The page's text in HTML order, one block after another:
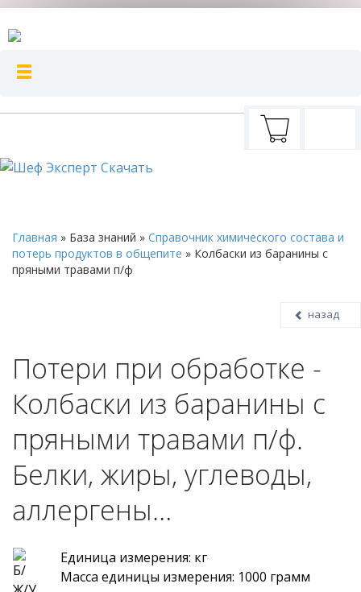
Главная » База знаний » Справочник химического состава и
потерь продуктов в общепите » Колбаски из баранины с
пряными травами п/ф
назад
Потери при обработке -
Колбаски из баранины с
пряными травами п/ф.
Белки, жиры, углеводы,
аллергены…
Единица измерения: кг
Масса единицы измерения: 1000 грамм